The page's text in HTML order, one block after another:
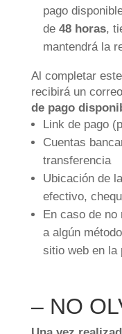
pago
de 48 horas,
mantendrá la
Al completar
recibirá un
de pago
Link de pago
Cuentas
transferencia
Ubicación de
efectivo,
En caso de
a algún
sitio web en la
– NO